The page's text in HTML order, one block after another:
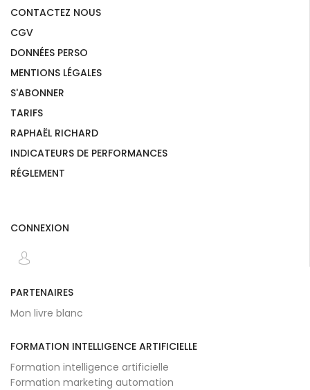
CONTACTEZ NOUS
CGV
DONNÉES PERSO
MENTIONS LÉGALES
S'ABONNER
TARIFS
RAPHAËL RICHARD
INDICATEURS DE PERFORMANCES
RÉGLEMENT
CONNEXION
PARTENAIRES
Mon livre blanc
FORMATION INTELLIGENCE ARTIFICIELLE
Formation intelligence artificielle
Formation marketing automation